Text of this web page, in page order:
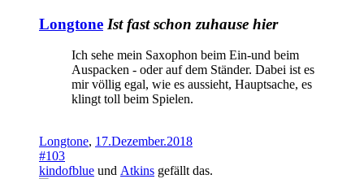
Longtone Ist fast schon zuhause hier
Ich sehe mein Saxophon beim Ein-und beim
Auspacken - oder auf dem Ständer. Dabei ist es
mir völlig egal, wie es aussieht, Hauptsache, es
klingt toll beim Spielen.
Longtone, 17.Dezember.2018
#103
kindofblue und Atkins gefällt das.